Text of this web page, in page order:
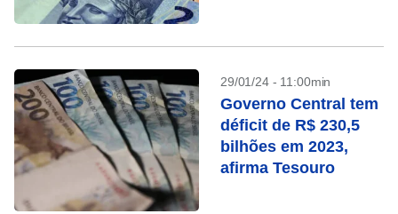
29/01/24 - 11:00min
Governo Central tem
déficit de R$ 230,5
bilhões em 2023,
afirma Tesouro